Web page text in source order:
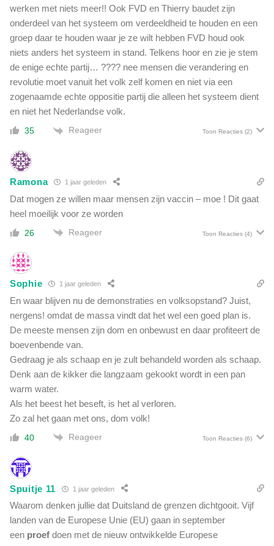
werken met niets meer!! Ook FVD en Thierry baudet zijn
onderdeel van het systeem om verdeeldheid te houden en een
groep daar te houden waar je ze wilt hebben FVD houd ook
niets anders het systeem in stand. Telkens hoor en zie je stem
de enige echte partij… ???? nee mensen die verandering en
revolutie moet vanuit het volk zelf komen en niet via een
zogenaamde echte oppositie partij die alleen het systeem dient
en niet het Nederlandse volk.
35 Reageer Toon Reacties (2)
Ramona 1 jaar geleden
Dat mogen ze willen maar mensen zijn vaccin – moe ! Dit gaat
heel moeilijk voor ze worden
26 Reageer Toon Reacties (4)
Sophie 1 jaar geleden
En waar blijven nu de demonstraties en volksopstand? Juist,
nergens! omdat de massa vindt dat het wel een goed plan is.
De meeste mensen zijn dom en onbewust en daar profiteert de
boevenbende van.
Gedraag je als schaap en je zult behandeld worden als schaap.
Denk aan de kikker die langzaam gekookt wordt in een pan
warm water.
Als het beest het beseft, is het al verloren.
Zo zal het gaan met ons, dom volk!
40 Reageer Toon Reacties (6)
Spuitje 11 1 jaar geleden
Waarom denken jullie dat Duitsland de grenzen dichtgooit. Vijf
landen van de Europese Unie (EU) gaan in september
een proef doen met de nieuw ontwikkelde Europese